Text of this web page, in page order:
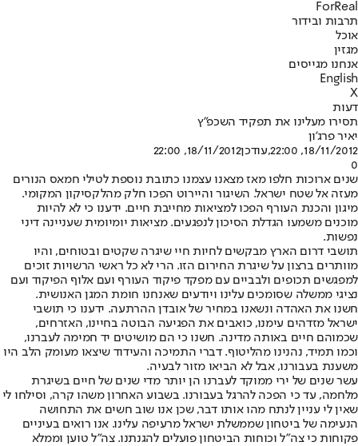
ForReal
תרבות ובידור
אוכל
מגזין
אנחנו מגייסים
English
X
דעות
תסירו מעלינו את תפקיד השכפ"ץ
יאיר פרג'ון
18/11/2012, 22:00
,עודכן18/11/2012, 22:00
0
שנים ארוכות חלפו מאז מצאנו עצמנו כתובת נוספת לטילי חמאס הנורים
מעזה אל שטח ישראל. השיגור והיירוט הפכו חלק מהלקסיקון המקומי.
מיגון והכנת העורף הפכו למציאות מחייבת חיים. ידענו כי לא להיות
מוכנים משמעו הגדלת הסיכון לנפגעים. מציאות יומיומית שעניינה דיני
נפשות.
תושבי דרום הארץ מבקשים לחיות חיי שיגרה שקטים ובטוחים, והיו
מוותרים ברצון על שיגרת החירום הזו. הרי לא כל ראשי הרשויות זוכים
למפגשים תכופים ולבביים עם מפקד פיקוד העורף ועם אלוף הפיקוד ועם
נציגי ממשלה שסומכים עלינו ויודעים שאנחנו חומת המגן האנושית.
חשנו את האהדה ונשאנו במחיר של אובדן ההרתעה. ידענו כי תושבי
ישראל מזדהים עימנו, כואבים את הפגיעה הבוטה בחיינו, האזרחים,
שכמוהם חיים באותה מדינה. חשנו כי הם מושיטים יד חמימה לעברנו,
וכמו תמיד, נהנינו מהליטוף. דברי התמיכה והעידוד שיצאו מעומק הלב היו
משענת בעבורנו, אבל לא הביאו מזור לבעיה.
עשר שנים של ירי ממוקד לעברנו הן יותר מדי שנים של חיים בשיגרת
מלחמה, עד כי הפכה להרגל בעבורנו. בשבוע האחרון משהו קרה, וסילחו לי
שאין לי עניין לנתח מהו אותו דבר, שכן אנו שוב חשים את התחושה
הנעימה של ביטחון שממשלת ישראל מרעיפה עלינו. אנו רואים בעיניים
פקוחות כי צה"ל וכוחות הביטחון פועלים להגנתנו. צה"ל טוען וממלא